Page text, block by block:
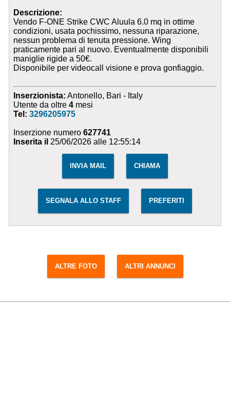
Descrizione:
Vendo F-ONE Strike CWC Aluula 6.0 mq in ottime
condizioni, usata pochissimo, nessuna riparazione,
nessun problema di tenuta pressione. Wing
praticamente pari al nuovo. Eventualmente disponibili
maniglie rigide a 50€.
Disponibile per videocall visione e prova gonfiaggio.
Inserzionista: Antonello, Bari - Italy
Utente da oltre4 mesi
Tel:3296205975
Inserzione numero627741
Inserita il 25/06/2026 alle 12:55:14
INVIA MAIL CHIAMA
SEGNALA ALLO STAFF PREFERITI
ALTRE FOTO ALTRI ANNUNCI